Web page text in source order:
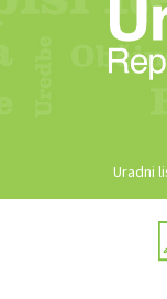
Uradni